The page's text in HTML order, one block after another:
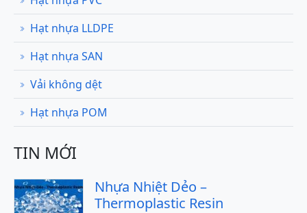
Hạt nhựa LLDPE
Hạt nhựa SAN
Vải không dệt
Hạt nhựa POM
TIN MỚI
Nhựa Nhiệt Dẻo –
Thermoplastic Resin